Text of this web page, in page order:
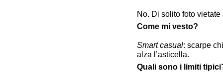
No. Di solito foto
Come mi vesto?
Smart casual: scarpe
alza l’asticella.
Quali sono i limiti